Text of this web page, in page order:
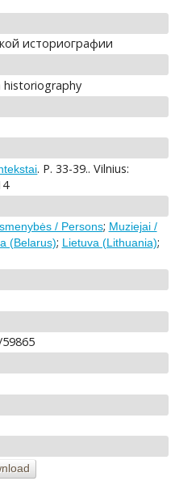
историографии
historiography
. P. 33-39.. Vilnius:
/ Persons; Muziejai /
(Belarus); Lietuva (Lithuania);